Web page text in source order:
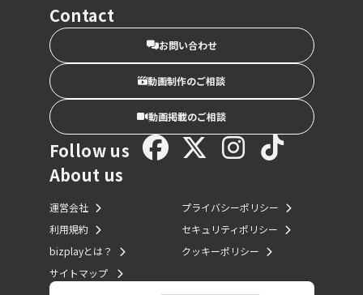
Contact
お問い合わせ
動画制作のご相談
動画掲載のご相談
Follow us
About us
運営会社
利用規約
bizplayとは？
サイトマップ
プライバシーポリシー
セキュリティポリシー
クッキーポリシー